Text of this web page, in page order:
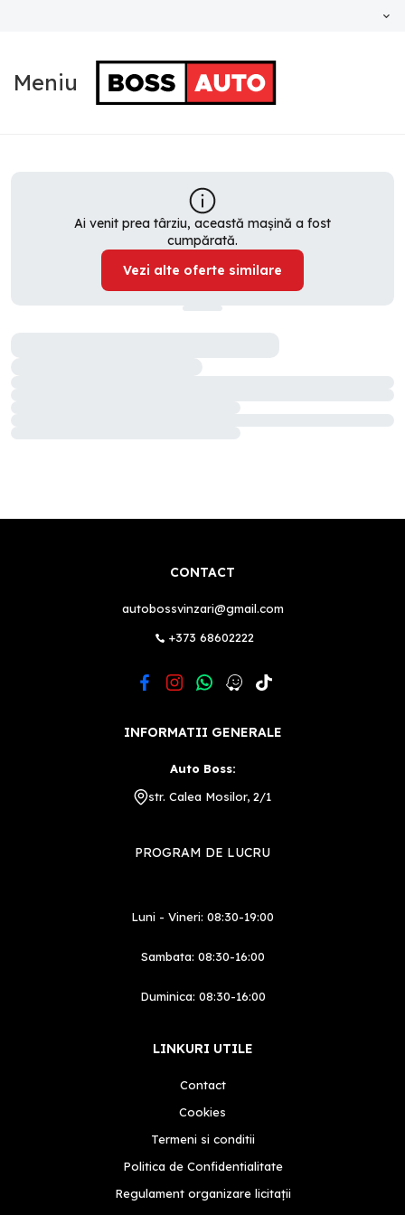
Meniu
Ai venit prea târziu, această mașină a fost
cumpărată.
Vezi alte oferte similare
CONTACT
autobossvinzari@gmail.com
+373 68602222
INFORMATII GENERALE
Auto Boss:
str. Calea Mosilor, 2/1
PROGRAM DE LUCRU
Luni - Vineri: 08:30-19:00
Sambata: 08:30-16:00
Duminica: 08:30-16:00
LINKURI UTILE
Contact
Cookies
Termeni si conditii
Politica de Confidentialitate
Regulament organizare licitații